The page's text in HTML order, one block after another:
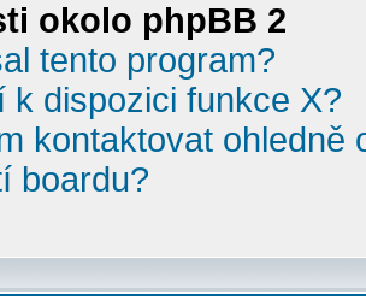
okolo phpBB 2
tento program?
k dispozici funkce X?
kontaktovat
boardu?